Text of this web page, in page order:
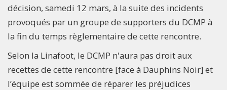
décision, samedi 12 mars, à la suite des incidents
provoqués par un groupe de supporters du DCMP à
la fin du temps règlementaire de cette rencontre.
Selon la Linafoot, le DCMP n'aura pas droit aux
recettes de cette rencontre [face à Dauphins Noir] et
l’équipe est sommée de réparer les préjudices